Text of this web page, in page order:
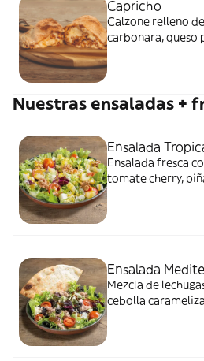
Capricho
Calzone relleno
carbonara, queso
Nuestras ensaladas +
Ensalada
Ensalada fresca
tomate cherry,
Ensalada
Mezcla de
cebolla